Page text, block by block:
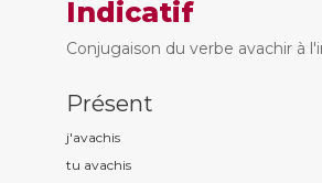
Indicatif
Conjugaison du verbe avachir à
Présent
j'avachis
tu avachis